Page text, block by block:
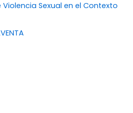
Sexual en el Contexto